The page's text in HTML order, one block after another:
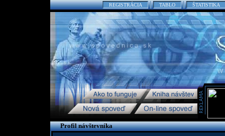
REGISTRÁCIA TABLO ŠTATISTIKA
Profil návštevníka